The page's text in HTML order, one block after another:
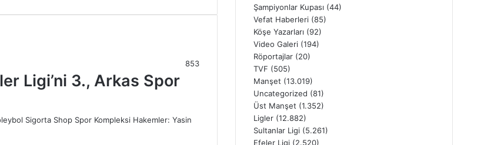
853
Ligi’ni 3., Arkas Spor
Sigorta Shop Spor Kompleksi Hakemler: Yasin
Şampiyonlar Kupası (44)
Vefat Haberleri (85)
Köşe Yazarları (92)
Video Galeri (194)
Röportajlar (20)
TVF (505)
Manşet (13.019)
Uncategorized (81)
Üst Manşet (1.352)
Ligler (12.882)
Sultanlar Ligi (5.261)
Efeler Ligi (2.520)